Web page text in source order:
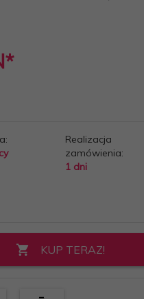
Realizacja
zamówienia:
1 dni
KUP TERAZ!